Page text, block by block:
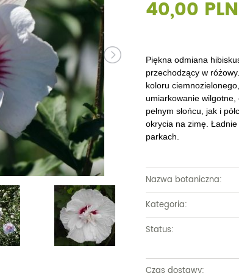
Truskawki i poziomki
Winogrona
Żurawiny
Pozostałe
Dęby
Glediczje
Jabłonie ozdobne
Jarzębiny i jarząby
Kasztanowce
Wiązy
Wiśnie ozdobne
Złotokapy
Pozostałe
Derenie
Hibiskusy
Hortensje
Jaśminowce
Kalmie
Krzewuszki
40,00 PLN
Piękna odmiana
przechodzący w
koloru
umiarkowanie
pełnym słońcu, jak i
okrycia na zimę.
parkach.
Nazwa botaniczna:
Kategoria:
Status: